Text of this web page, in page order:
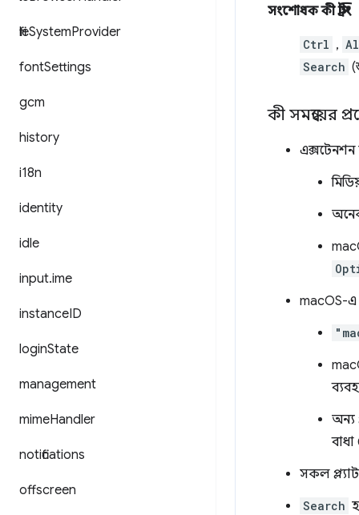
fileSystemProvider
fontSettings
gcm
history
i18n
identity
idle
input.ime
instanceID
loginState
management
mimeHandler
notifications
offscreen
সংশোধক কী স্ট্রিং
Ctrl ,
Search
কী সমন্বয়ের
এক্সটেনশন
macOS-এ
অন্য
বাধা
সকল
Search